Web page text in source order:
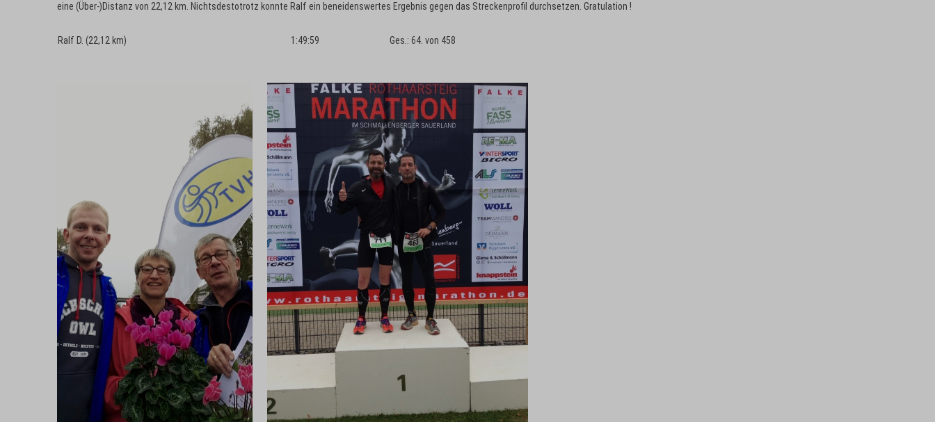
eine (Über-)Distanz von 22,12 km. Nichtsdestotrotz konnte Ralf ein beneidenswertes Ergebnis gegen das Streckenprofil durchsetzen. Gratulation !
Ralf D. (22,12 km) 1:49:59 Ges.: 64. von 458